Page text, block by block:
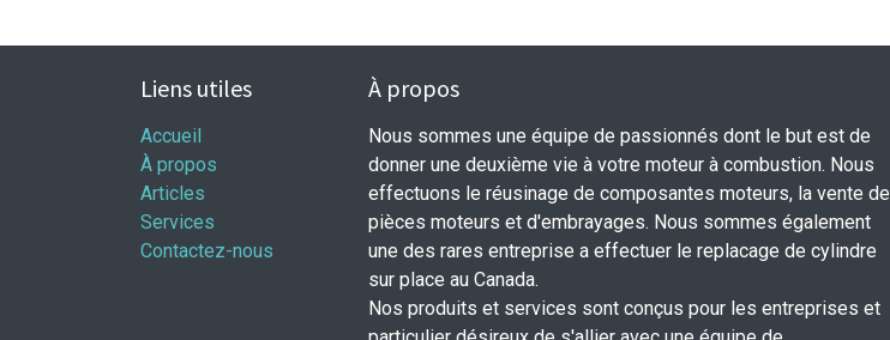
Liens utiles
Accueil
À propos
Articles
Services
Contactez-nous
À propos
Nous sommes une équipe de passionnés dont le but est de
donner une deuxième vie à votre moteur à combustion. Nous
effectuons le réusinage de composantes moteurs, la vente de
pièces moteurs et d'embrayages. Nous sommes également
une des rares entreprise a effectuer le replacage de cylindre
sur place au Canada.
Nos produits et services sont conçus pour les entreprises et